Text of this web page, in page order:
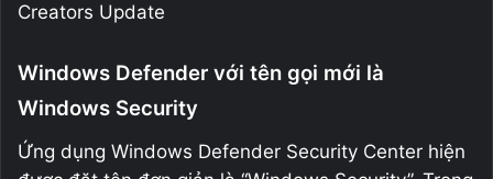
Creators Update
Windows Defender với tên gọi mới là
Windows Security
Ứng dụng Windows Defender Security Center hiện